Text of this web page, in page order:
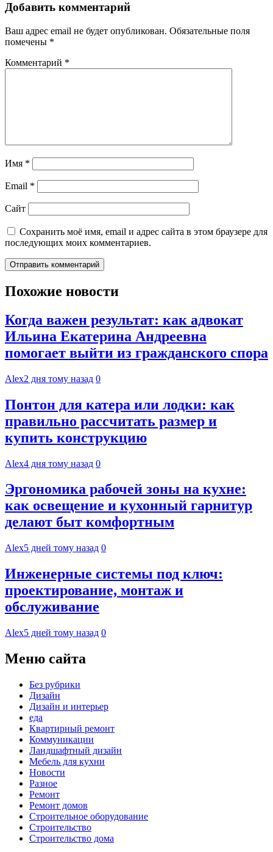
Добавить комментарий
Ваш адрес email не будет опубликован. Обязательные поля
помечены *
Комментарий *
Имя *
Email *
Сайт
Сохранить моё имя, email и адрес сайта в этом браузере для
последующих моих комментариев.
Похожие новости
Когда важен результат: как адвокат
Ильина Екатерина Андреевна
помогает выйти из гражданского спора
Alex2 дня тому назад 0
Понтон для катера или лодки: как
правильно рассчитать размер и
купить конструкцию
Alex4 дня тому назад 0
Эргономика рабочей зоны на кухне:
как освещение и кухонный гарнитур
делают быт комфортным
Alex5 дней тому назад 0
Инженерные системы под ключ:
проектирование, монтаж и
обслуживание
Alex5 дней тому назад 0
Меню сайта
Без рубрики
Дизайн
Дизайн и интерьер
еда
Квартирный ремонт
Коммуникации
Ландшафтный дизайн
Мебель для кухни
Новости
Разное
Ремонт
Ремонт домов
Строительное оборудование
Строительство
Строительство дома